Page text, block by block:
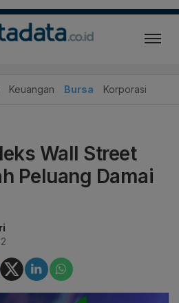
Keuangan Bursa Korporasi
Wall Street
Peluang Damai